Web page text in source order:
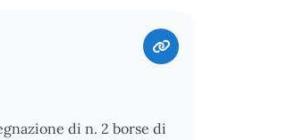
di n. 2 borse di